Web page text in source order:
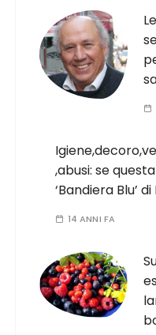
,abusi: se
‘Bandiera Blu’ di
14 ANNI FA